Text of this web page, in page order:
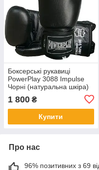
Боксерські рукавиці
PowerPlay 3088 Impulse
Чорні (натуральна шкіра)
1 800 ₴
Купити
Про нас
96% позитивних з 69